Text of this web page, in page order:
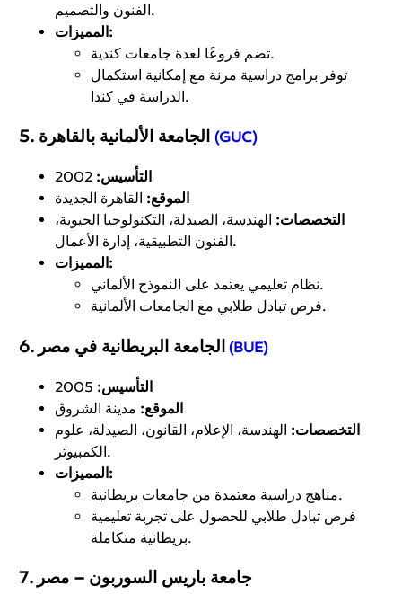
الفنون والتصميم.
المميزات:
تضم فروعًا لعدة جامعات كندية.
توفر برامج دراسية مرنة مع إمكانية استكمال
الدراسة في كندا.
5. (GUC)
التأسيس:
الموقع: القاهرة الجديدة
التخصصات: الهندسة، الصيدلة، التكنولوجيا الحيوية،
الفنون التطبيقية، إدارة الأعمال.
المميزات:
نظام تعليمي يعتمد على النموذج الألماني.
فرص تبادل طلابي مع الجامعات الألمانية.
6. الجامعة البريطانية في مصر (BUE)
التأسيس:
الموقع: مدينة الشروق
التخصصات: الهندسة، الإعلام، القانون، الصيدلة، علوم
الكمبيوتر.
المميزات:
مناهج دراسية معتمدة من جامعات بريطانية.
فرص تبادل طلابي للحصول على تجربة تعليمية
بريطانية متكاملة.
7. جامعة باريس السوربون – مصر